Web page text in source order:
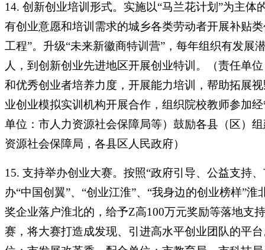
14. 创新创业培训形式。实施以“马兰花计划”为主
有创业意愿和培训需求的城乡各类劳动者开展补贴
工程”。升级“未来新徽商特训营”，每年组织有发
人，到创新创业先进地区开展创业特训。（责任单
和优秀创业者培养力度，开展能力培训，帮助拓展
业创业模拟实训机构开展合作，组织院校教师参加
单位：市人力资源社会保障局等）鼓励各县（区）
资源社会保障局，各县区人民政府）
15. 支持举办创业大赛。按照“政府引导、公益支持
办“中国创翼”、“创业江淮”、“我身边的创业榜样”
奖企业落户淮北的，给予Z高100万元奖励等落地支
赛，将大赛打造成发现、引进高水平创业团队的平